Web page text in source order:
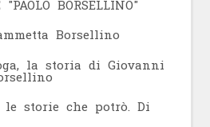
BORSELLINO"
Borsellino
la storia di Giovanni
storie che potrò. Di